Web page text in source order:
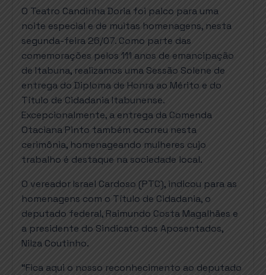
O Teatro Candinha Doria foi palco para uma
noite especial e de muitas homenagens, nesta
segunda-feira 26/07. Como parte das
comemorações pelos 111 anos de emancipação
de Itabuna, realizamos uma Sessão Solene de
entrega do Diploma de Honra ao Mérito e do
Título de Cidadania Itabunense.
Excepcionalmente, a entrega da Comenda
Otaciana Pinto também ocorreu nesta
cerimônia, homenageando mulheres cujo
trabalho é destaque na sociedade local.
O vereador Israel Cardoso (PTC), indicou para as
homenagens com o Título de Cidadania, o
deputado federal, Raimundo Costa Magalhães e
a presidente do Sindicato dos Aposentados,
Nilza Coutinho.
“Fica aqui o nosso reconhecimento ao deputado